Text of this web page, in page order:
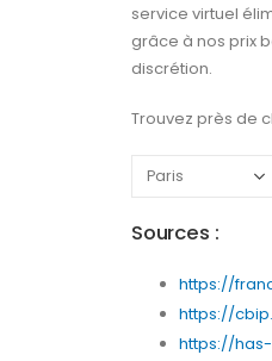
service virtuel
grâce à nos prix
discrétion.
Trouvez près de
Sources :
https://
https://
https://